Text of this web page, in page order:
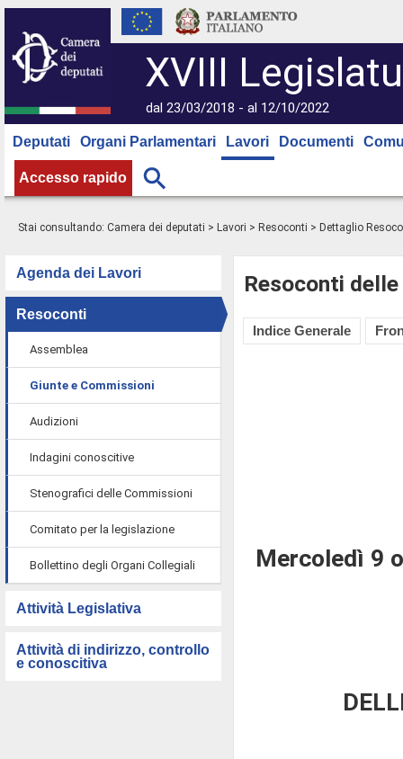
XVIII
dal 23/03/2018 - al 12/10/2022
Deputati Organi Parlamentari Lavori Documenti
Accesso rapido
Stai consultando: Camera dei deputati > Lavori > Resoconti > Dettaglio
Agenda dei Lavori
Resoconti
Assemblea
Giunte e Commissioni
Audizioni
Indagini conoscitive
Stenografici delle Commissioni
Comitato per la legislazione
Bollettino degli Organi Collegiali
Attività Legislativa
Attività di indirizzo, controllo
e conoscitiva
Resoconti
Indice Generale
Mercoledì 9